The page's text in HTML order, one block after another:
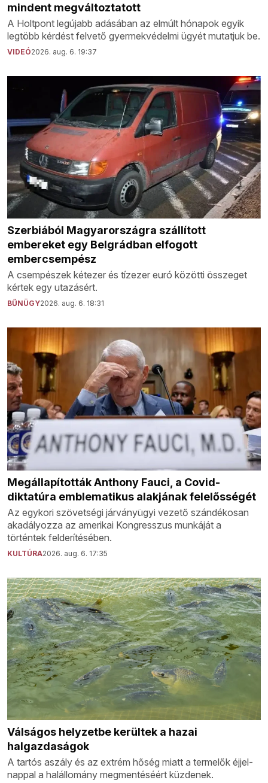
mindent megváltoztatott
A Holtpont legújabb adásában az elmúlt hónapok egyik
legtöbb kérdést felvető gyermekvédelmi ügyét mutatjuk be.
VIDEÓ2026. aug. 6. 19:37
Szerbiából Magyarországra szállított
embereket egy Belgrádban elfogott
embercsempész
A csempészek kétezer és tízezer euró közötti összeget
kértek egy utazásért.
BŰNÜGY2026. aug. 6. 18:31
Megállapították Anthony Fauci, a Covid-
diktatúra emblematikus alakjának felelősségét
Az egykori szövetségi járványügyi vezető szándékosan
akadályozza az amerikai Kongresszus munkáját a
történtek felderítésében.
KULTÚRA2026. aug. 6. 17:35
Válságos helyzetbe kerültek a hazai
halgazdaságok
A tartós aszály és az extrém hőség miatt a termelők éjjel-
nappal a halállomány megmentéséért küzdenek.